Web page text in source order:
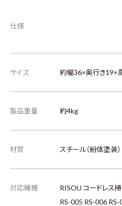
仕様
サイズ 約幅36×奥行き19×
製品重量 約4kg
材質 スチール（紛体塗装）
対応機種
RISOU コードレス
RS-005 RS-006 RS-